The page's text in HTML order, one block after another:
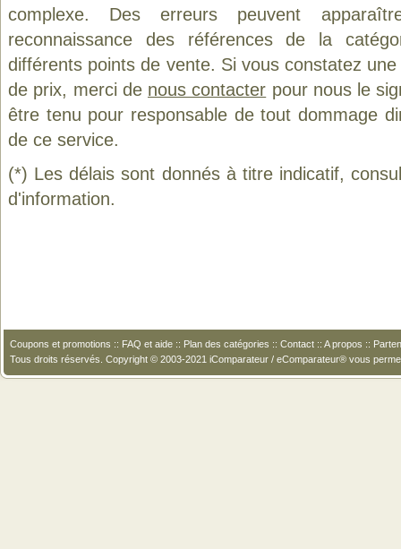
complexe. Des erreurs peuvent
reconnaissance des références de la
différents points de vente. Si vous constatez
de prix, merci de nous contacter pour nous le
être tenu pour responsable de tout dommage
de ce service.
(*) Les délais sont donnés à titre indicatif,
d'information.
Coupons et promotions :: FAQ et aide :: Plan des catégories :: Contact :: A propos ::
Tous droits réservés. Copyright © 2003-2021 iComparateur / eComparateur® vous